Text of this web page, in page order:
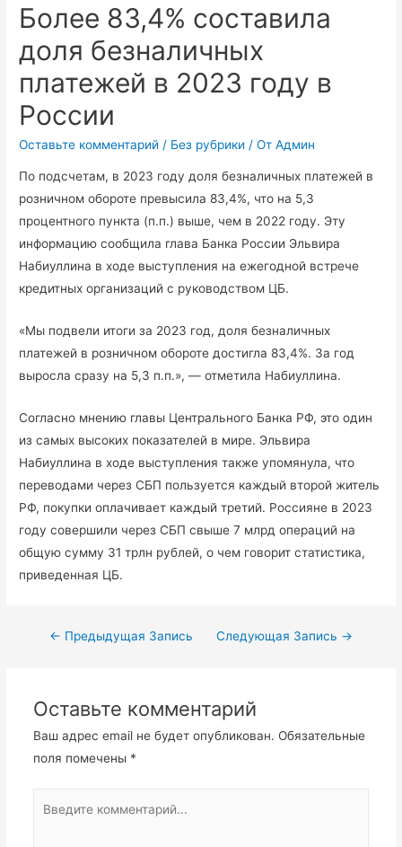
Более 83,4% составила
доля безналичных
платежей в 2023 году в
России
Оставьте комментарий / Без рубрики / От Админ
По подсчетам, в 2023 году доля безналичных платежей в
розничном обороте превысила 83,4%, что на 5,3
процентного пункта (п.п.) выше, чем в 2022 году. Эту
информацию сообщила глава Банка России Эльвира
Набиуллина в ходе выступления на ежегодной встрече
кредитных организаций с руководством ЦБ.
«Мы подвели итоги за 2023 год, доля безналичных
платежей в розничном обороте достигла 83,4%. За год
выросла сразу на 5,3 п.п.», — отметила Набиуллина.
Согласно мнению главы Центрального Банка РФ, это один
из самых высоких показателей в мире. Эльвира
Набиуллина в ходе выступления также упомянула, что
переводами через СБП пользуется каждый второй житель
РФ, покупки оплачивает каждый третий. Россияне в 2023
году совершили через СБП свыше 7 млрд операций на
общую сумму 31 трлн рублей, о чем говорит статистика,
приведенная ЦБ.
← Предыдущая Запись Следующая Запись →
Оставьте комментарий
Ваш адрес email не будет опубликован. Обязательные
поля помечены *